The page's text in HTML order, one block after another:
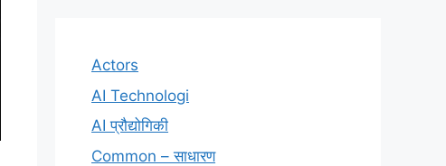
Actors
AI Technologi
AI प्रौद्योगिकी
Common – साधारण